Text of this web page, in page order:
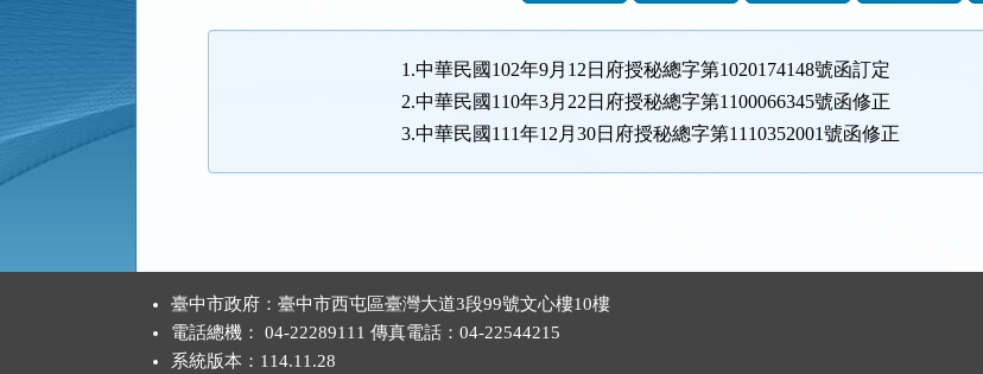
功
1.中華民國102年9月12日府授秘總字第1020174148號函訂定
2.中華民國110年3月22日府授秘總字第1100066345號函修正
3.中華民國111年12月30日府授秘總字第1110352001號函修正
臺中市政府：臺中市西屯區臺灣大道3段99號文心樓10樓
電話總機： 04-22289111 傳真電話：04-22544215
系統版本： 114.11.28